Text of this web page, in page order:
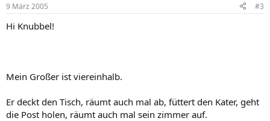
9 März 2005 #3
Hi Knubbel!
Mein Großer ist viereinhalb.
Er deckt den Tisch, räumt auch mal ab, füttert den Kater, geht
die Post holen, räumt auch mal sein zimmer auf.